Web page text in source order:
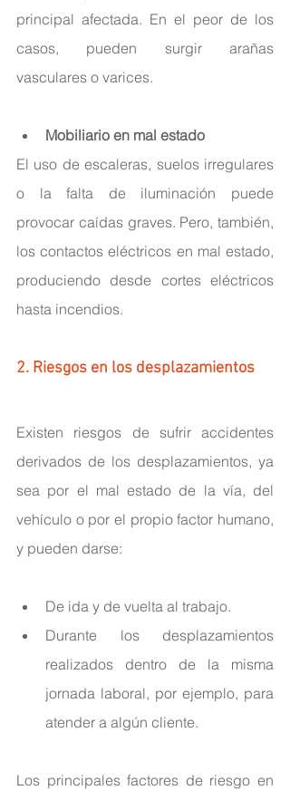
principal afectada. En el peor de los
casos, pueden surgir arañas
vasculares o varices.
Mobiliario en mal estado
El uso de escaleras, suelos irregulares
o la falta de iluminación puede
provocar caídas graves. Pero, también,
los contactos eléctricos en mal estado,
produciendo desde cortes eléctricos
hasta incendios.
2. Riesgos en los desplazamientos
Existen riesgos de sufrir accidentes
derivados de los desplazamientos, ya
sea por el mal estado de la vía, del
vehículo o por el propio factor humano,
y pueden darse:
De ida y de vuelta al trabajo.
Durante los desplazamientos
realizados dentro de la misma
jornada laboral, por ejemplo, para
atender a algún cliente.
Los principales factores de riesgo en